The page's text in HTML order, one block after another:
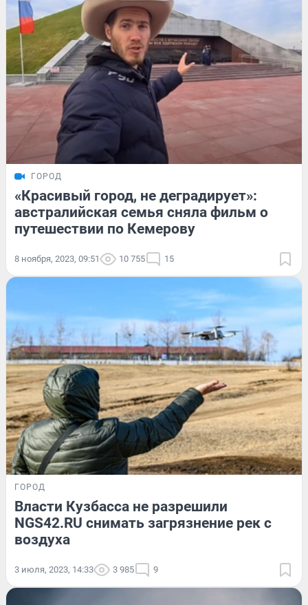
ГОРОД
«Красивый город, не деградирует»:
австралийская семья сняла фильм о
путешествии по Кемерову
8 ноября, 2023, 09:51 10 755 15
ГОРОД
Власти Кузбасса не разрешили
NGS42.RU снимать загрязнение рек с
воздуха
3 июля, 2023, 14:33 3 985 9